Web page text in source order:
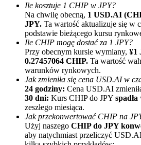
Aż do 65% prowizji!
Polecaj
Zaproś przyjaciela, aby otrzymać
Ile kosztuje 1 CHIP w JPY?
Na chwilę obecną, 1 USD.AI
JPY. Ta wartość aktualizuje się w
podstawie bieżącego kursu
Ile CHIP mogę dostać za 1 JPY?
Przy obecnym kursie wymiany, ¥1
0.27457064 CHIP. Ta wartość
warunków rynkowych.
Jak zmieniła się cena USD.AI w
24 godziny: Cena USD.AI
30 dni: Kurs CHIP do JPY spadła
zeszłego miesiąca.
Jak przekonwertować CHIP na
Użyj naszego CHIP do JPY
aby natychmiast przeliczyć